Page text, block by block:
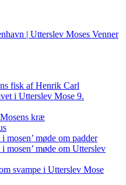
fisk af Henrik Carl
i Utterslev Mose 9.
kræ
mosen’ møde om padder
mosen’ møde om Utterslev
svampe i Utterslev Mose